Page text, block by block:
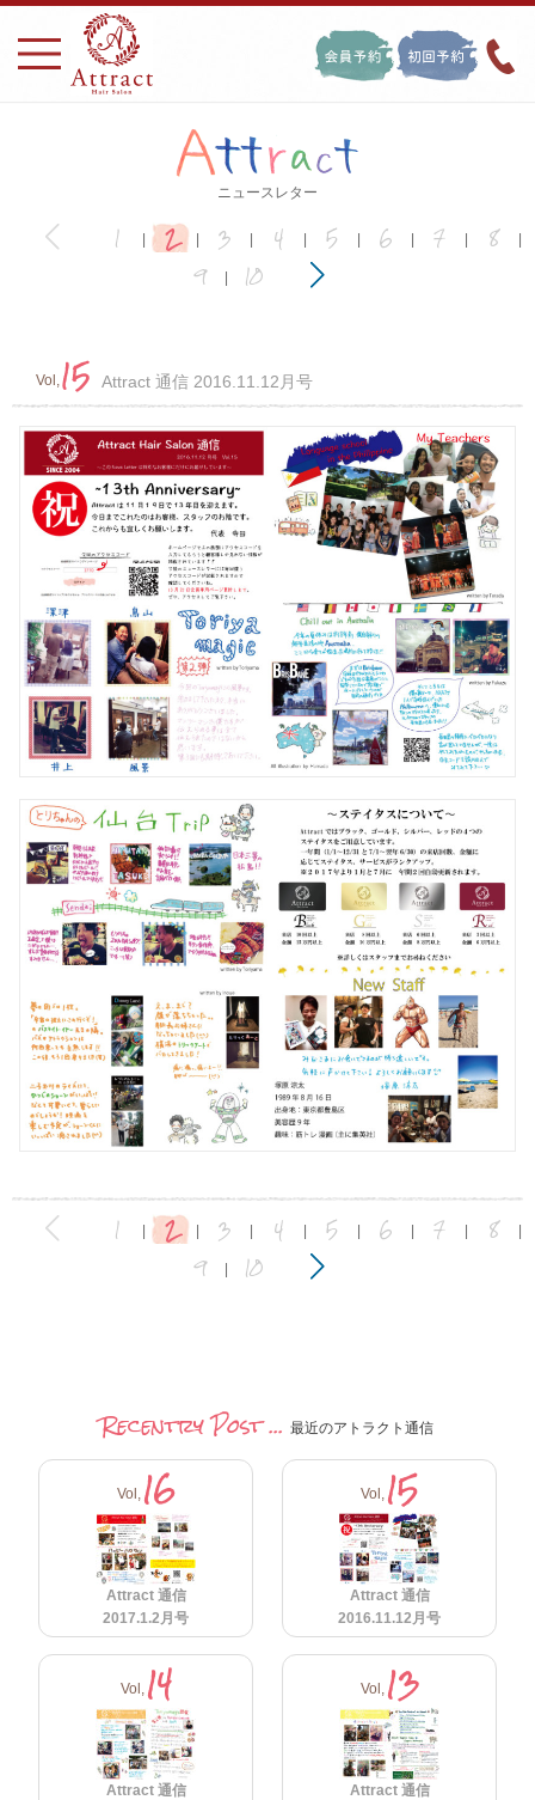
ニュースレター
1 2 3 4 5 6 7 8
9 10
Vol,15 Attract 通信 2016.11.12月号
1 | 2 | 3 | 4 | 5 | 6 | 7 | 8 |
9 | 10
Recentry Post ... 最近のアトラクト通信
Vol, 16
Attract 通信
2017.1.2月号
Vol, 15
Attract 通信
2016.11.12月号
Vol, 14
Attract 通信
Vol, 13
Attract 通信